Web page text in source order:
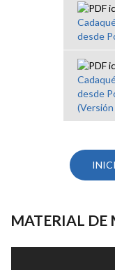
desde
desde
MATERIAL